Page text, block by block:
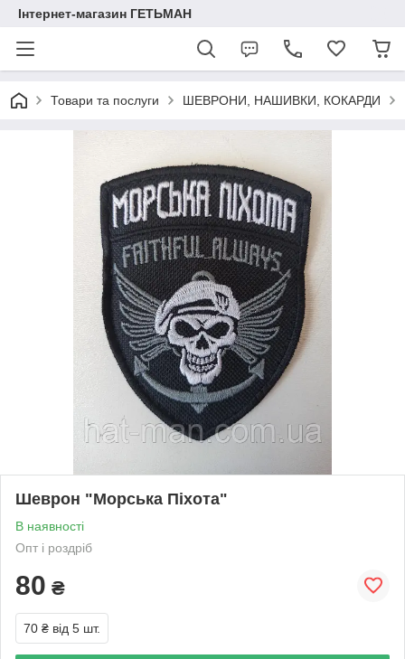
Інтернет-магазин ГЕТЬМАН
Товари та послуги ШЕВРОНИ, НАШИВКИ, КОКАРДИ
Шеврон "Морська Піхота"
В наявності
Опт і роздріб
80 ₴
70 ₴ від 5 шт.